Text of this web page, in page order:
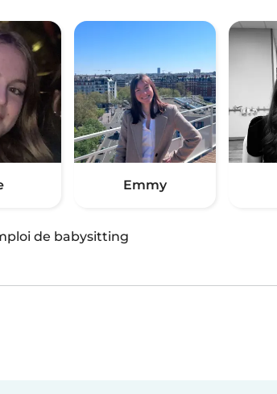
Emmy
de babysitting